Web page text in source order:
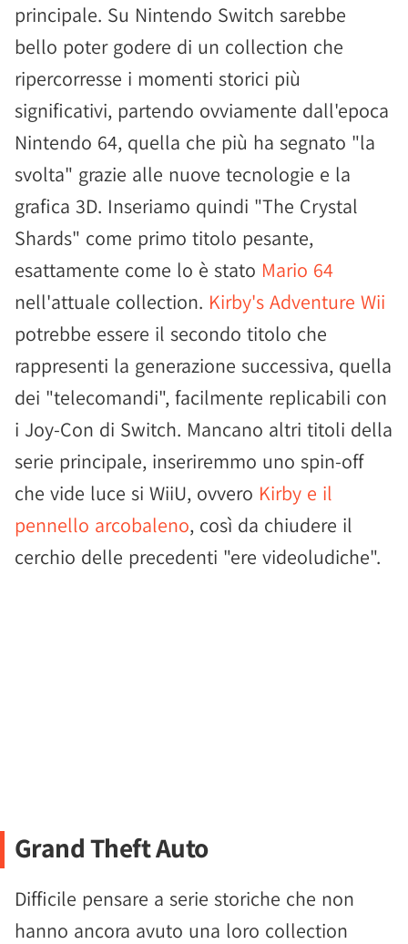
principale. Su Nintendo Switch sarebbe
bello poter godere di un collection che
ripercorresse i momenti storici più
significativi, partendo ovviamente dall'epoca
Nintendo 64, quella che più ha segnato "la
svolta" grazie alle nuove tecnologie e la
grafica 3D. Inseriamo quindi "The Crystal
Shards" come primo titolo pesante,
esattamente come lo è stato Mario 64
nell'attuale collection. Kirby's Adventure Wii
potrebbe essere il secondo titolo che
rappresenti la generazione successiva, quella
dei "telecomandi", facilmente replicabili con
i Joy-Con di Switch. Mancano altri titoli della
serie principale, inseriremmo uno spin-off
che vide luce si WiiU, ovvero Kirby e il
pennello arcobaleno, così da chiudere il
cerchio delle precedenti "ere videoludiche".
Grand Theft Auto
Difficile pensare a serie storiche che non
hanno ancora avuto una loro collection